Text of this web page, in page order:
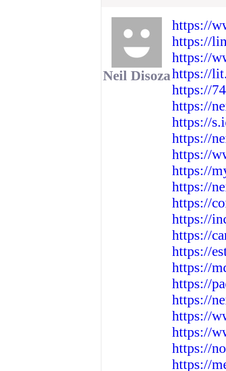
Neil Disoza
https://
https://
https://
https://
https://
https://
https://
https://
https://
https://
https://
https://
https://
https://
https://
https://
https://
https://
https://
https://
https://
https://